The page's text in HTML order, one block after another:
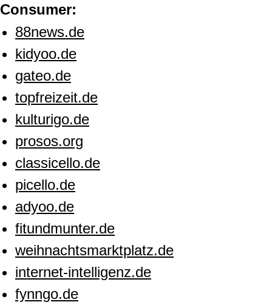
Consumer:
88news.de
kidyoo.de
gateo.de
topfreizeit.de
kulturigo.de
prosos.org
classicello.de
picello.de
adyoo.de
fitundmunter.de
weihnachtsmarktplatz.de
internet-intelligenz.de
fynngo.de